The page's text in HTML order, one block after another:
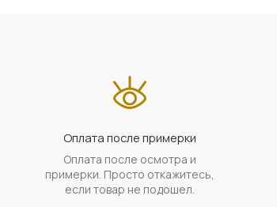
Оплата после примерки
Оплата после осмотра и
примерки. Просто откажитесь,
если товар не подошел.